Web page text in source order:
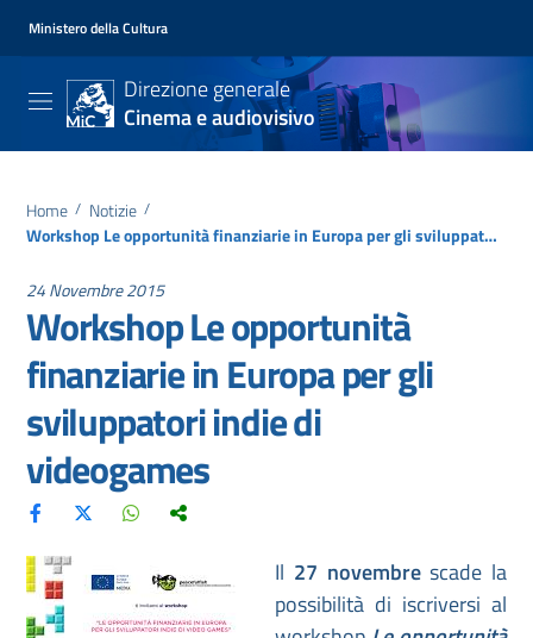
Ministero della Cultura
Direzione generale
Cinema e audiovisivo
Home / Notizie /
Workshop Le opportunità finanziarie in Europa per gli sviluppatori indie di videogames
24 Novembre 2015
Workshop Le opportunità
finanziarie in Europa per gli
sviluppatori indie di
videogames
Il 27 novembrescade la
possibilità di iscriversi al